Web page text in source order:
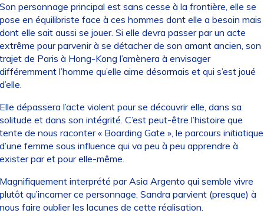
personnage principal est sans cesse à la frontière, elle se
en équilibriste face à ces hommes dont elle a besoin mais
elle sait aussi se jouer. Si elle devra passer par un acte
pour parvenir à se détacher de son amant ancien, son
de Paris à Hong-Kong l’amènera à envisager
l’homme qu’elle aime désormais et qui s’est joué
dépassera l’acte violent pour se découvrir elle, dans sa
et dans son intégrité. C’est peut-être l’histoire que
de nous raconter « Boarding Gate », le parcours initiatique
femme sous influence qui va peu à peu apprendre à
par et pour elle-même.
interprété par Asia Argento qui semble vivre
qu’incarner ce personnage, Sandra parvient (presque) à
faire oublier les lacunes de cette réalisation.